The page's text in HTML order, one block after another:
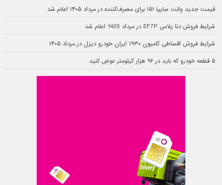
قیمت جدید وانت سایپا ۱۵۱ برای مصرف‌کننده در مرداد ۱۴۰۵ اعلام شد
شرایط فروش دنا پلاس EF7P در مرداد 1405 اعلام شد
شرایط فروش اقساطی کامیون ۱۹۳۰ ایران خودرو دیزل در مرداد ۱۴۰۵
۵ قطعه خودرو که باید در ۹۶ هزار کیلومتر عوض کنید